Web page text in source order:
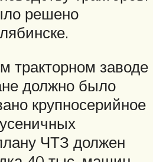
решено
тракторном заводе
должно было
крупносерийное
ЧТЗ должен